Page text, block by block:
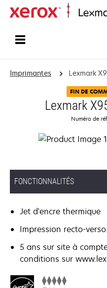
Imprimantes Lexmark
FIN DE
Lexmark
Numéro de
FONCTIONNALITÉS
Jet d'encre thermique
Impression recto-
5 ans sur site à
conditions sur